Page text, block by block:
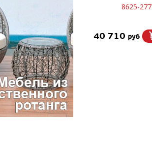
8625-
40 710 руб